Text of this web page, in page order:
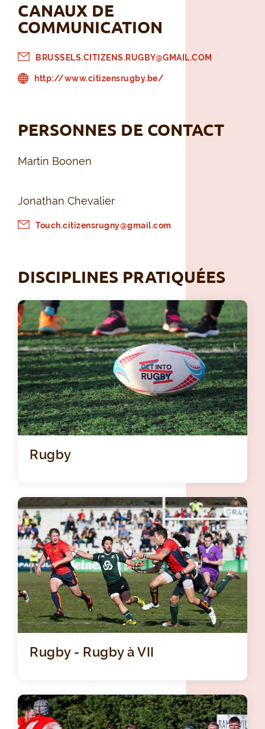
CANAUX DE
COMMUNICATION
BRUSSELS.CITIZENS.RUGBY@GMAIL.COM
http://www.citizensrugby.be/
PERSONNES DE CONTACT
Martin Boonen
Jonathan Chevalier
Touch.citizensrugny@gmail.com
DISCIPLINES PRATIQUÉES
Rugby
Rugby - Rugby à VII